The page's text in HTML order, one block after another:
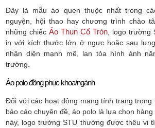
Đây là mẫu áo quen thuộc nhất trong
nguyện, hội thao hay chương trình chào
những chiếc Áo Thun Cổ Tròn, logo trường
in với kích thước lớn ở ngực hoặc sau
nhận diện mạnh mẽ, lan tỏa hình ảnh
trường.
Áo polo đồng phục khoa/ngành
Đối với các hoạt động mang tính trang trọng
báo cáo chuyên đề, áo polo là lựa chọn
này, logo trường STU thường được thêu vi